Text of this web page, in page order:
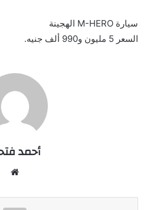
سيارة M-HERO الهجينة
السعر 5 مليون و990 ألف جنيه.
أحمد